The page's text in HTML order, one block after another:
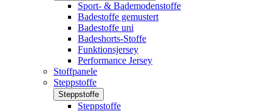
Sport- & Bademodenstoffe
Badestoffe gemustert
Badestoffe uni
Badeshorts-Stoffe
Funktionsjersey
Performance Jersey
Stoffpanele
Steppstoffe
Steppstoffe
Steppstoffe